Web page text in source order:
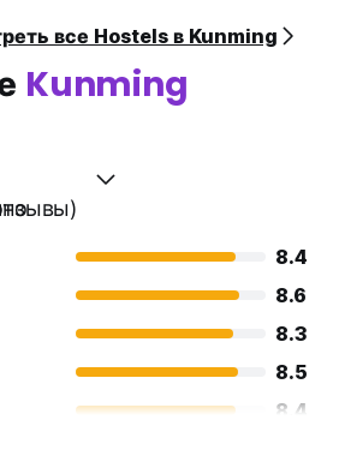
1 от Южного автовокзала (昆明汽
на линию 5 и сойдите на Hua Shan
D (华山西路站 D出口), затем
направо, пройдите 50 метров с
все Hostels в Kunming
Kunming
8.4
8.6
8.3
8.5
8.4